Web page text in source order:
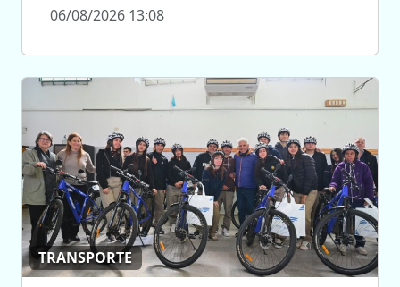
06/08/2026 13:08
TRANSPORTE